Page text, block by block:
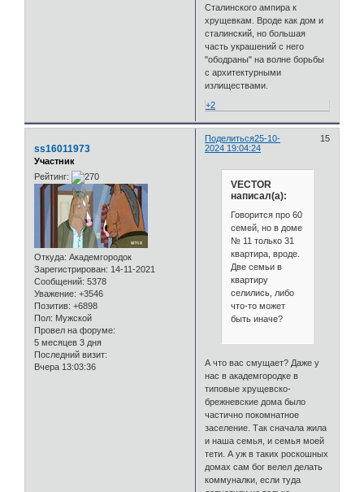
Сталинского ампира к
хрущевкам. Вроде как дом и
сталинский, но большая
часть украшений с него
"ободраны" на волне борьбы
с архитектурными
излиществами.
+2
Поделиться 15
25-10-
2024 19:04:24
ss16011973
Участник
Рейтинг:
Откуда: Академгородок
Зарегистрирован: 14-11-2021
Сообщений: 5378
Уважение: +3546
Позитив: +6898
Пол: Мужской
Провел на форуме:
5 месяцев 3 дня
Последний визит:
Вчера 13:03:36
VECTOR
написал(а):
Говорится про 60
семей, но в доме
№ 11 только 31
квартира, вроде.
Две семьи в
квартиру
селились, либо
что-то может
быть иначе?
А что вас смущает? Даже у
нас в академгородке в
типовые хрущевско-
брежневские дома было
частично покомнатное
заселение. Так сначала жила
и наша семья, и семья моей
тети. А уж в таких роскошных
домах сам бог велел делать
коммуналки, если туда